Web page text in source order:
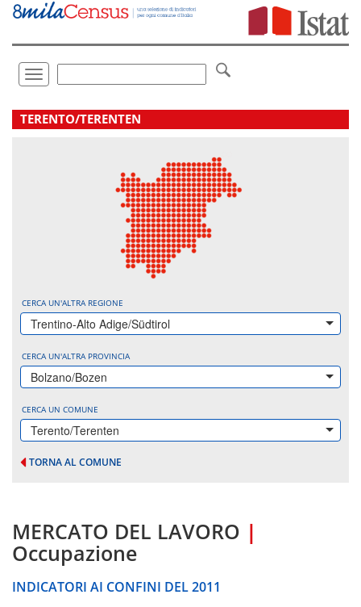
Vai
direttamente
Toggle
navigation
.
TERENTO/TERENTEN
CERCA UN'ALTRA REGIONE
Trentino-Alto Adige/Südtirol
CERCA UN'ALTRA PROVINCIA
Bolzano/Bozen
CERCA UN COMUNE
Terento/Terenten
TORNA AL COMUNE
MERCATO DEL LAVORO |
Occupazione
INDICATORI AI CONFINI DEL 2011